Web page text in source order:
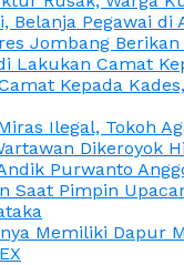
Belanja Pegawai
Jombang
Lakukan Camat
Kepada
Ilegal, Tokoh
Dikeroyok
Purwanto
Pimpin
Memiliki